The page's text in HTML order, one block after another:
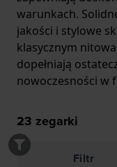
warunkach.
jakości i stylowe
klasycznym
dopełniają
nowoczesności w
23 zegarki
Filtr